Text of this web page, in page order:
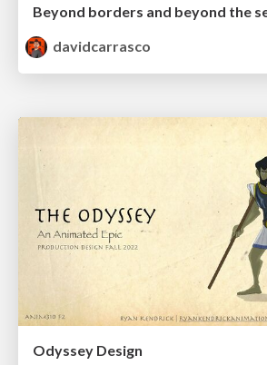
davidcarrasco
Odyssey Design